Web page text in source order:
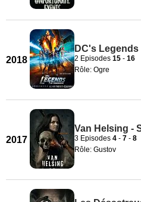
2018
DC's
2 Episodes 15 - 16
Rôle: Ogre
2017
Van Helsing -
3 Episodes 4 - 7 - 8
Rôle: Gustov